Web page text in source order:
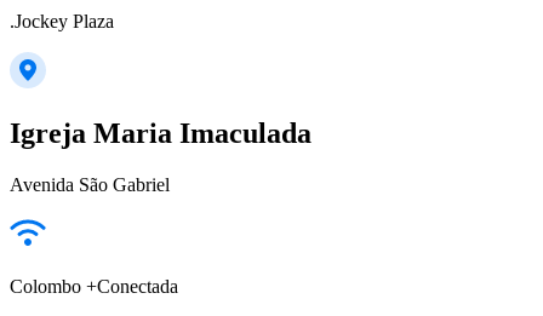
.Jockey Plaza
Igreja Maria Imaculada
Avenida São Gabriel
Colombo +Conectada